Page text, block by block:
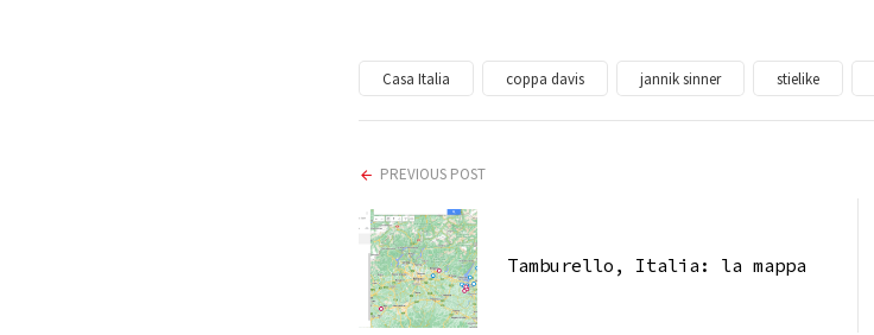
Casa Italia coppa davis jannik sinner stielike
PREVIOUS POST
Tamburello, Italia: la mappa